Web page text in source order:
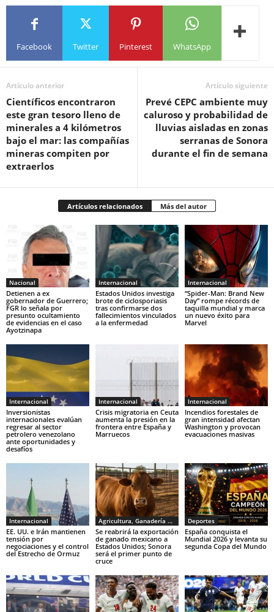
Facebook Twitter Pinterest WhatsApp
Artículo anterior
Científicos encontraron
este gran tesoro lleno de
minerales a 4 kilómetros
bajo el mar: las compañías
mineras compiten por
extraerlos
Artículo siguiente
Prevé CEPC ambiente muy
caluroso y probabilidad de
lluvias aisladas en zonas
serranas de Sonora
durante el fin de semana
Artículos relacionados Más del autor
Nacional
Detienen a ex
gobernador de Guerrero;
FGR lo señala por
presunto ocultamiento
de evidencias en el caso
Ayotzinapa
Internacional
Estados Unidos investiga
brote de ciclosporiasis
tras confirmarse dos
fallecimientos vinculados
a la enfermedad
Internacional
“Spider-Man: Brand New
Day” rompe récords de
taquilla mundial y marca
un nuevo éxito para
Marvel
Internacional
Inversionistas
internacionales evalúan
regresar al sector
petrolero venezolano
ante oportunidades y
desafíos
Internacional
Crisis migratoria en Ceuta
aumenta la presión en la
frontera entre España y
Marruecos
Internacional
Incendios forestales de
gran intensidad afectan
Washington y provocan
evacuaciones masivas
Internacional
EE. UU. e Irán mantienen
tensión por
negociaciones y el control
del Estrecho de Ormuz
Agricultura, Ganadería y Pesca
Se reabrirá la exportación
de ganado mexicano a
Estados Unidos; Sonora
será el primer punto de
cruce
Deportes
España conquista el
Mundial 2026 y levanta su
segunda Copa del Mundo